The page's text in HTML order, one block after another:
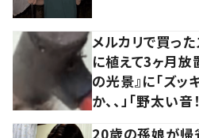
メルカリで買っ
に植えて3ヶ月
の光景』に「ズ
か、、」「野太い音
20歳の孫娘が帰